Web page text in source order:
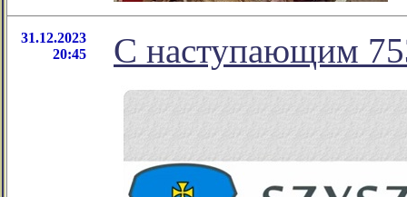
31.12.2023
20:45
С наступающим